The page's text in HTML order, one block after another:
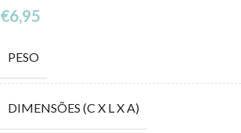
€6,95
PESO
DIMENSÕES (C X L X A)